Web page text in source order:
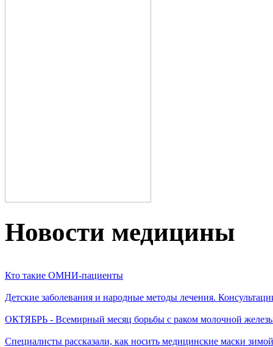
Новости медицины
Кто такие ОМНИ-пациенты
Детские заболевания и народные методы лечения.
ОКТЯБРЬ - Всемирный месяц борьбы с раком молочной
Специалисты рассказали, как носить медицинские маски зимой